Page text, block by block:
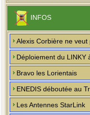
INFOS
Alexis Corbière ne veut
Déploiement du LINKY
Bravo les Lorientais
ENEDIS déboutée au
Les Antennes StarLink